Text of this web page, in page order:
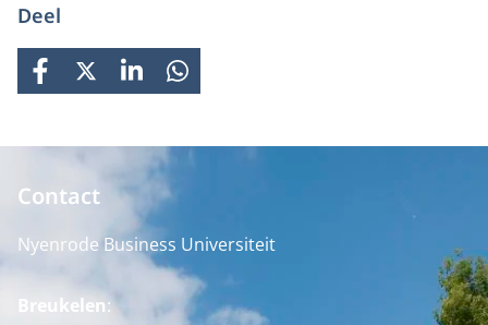
Deel
FACEBOOK
X LINKEDINWHATSAPP
Contact
Nyenrode Business Universiteit
Breukelen: